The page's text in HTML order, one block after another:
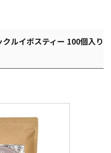
ルイボスティー 100個入り